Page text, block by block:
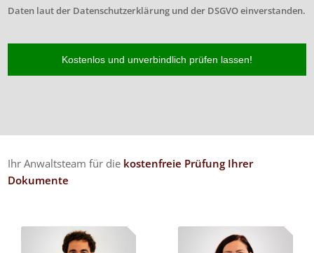
Daten laut der Datenschutzerklärung und der DSGVO einverstanden.
Ihr Anwaltsteam für die kostenfreie Prüfung Ihrer
Dokumente